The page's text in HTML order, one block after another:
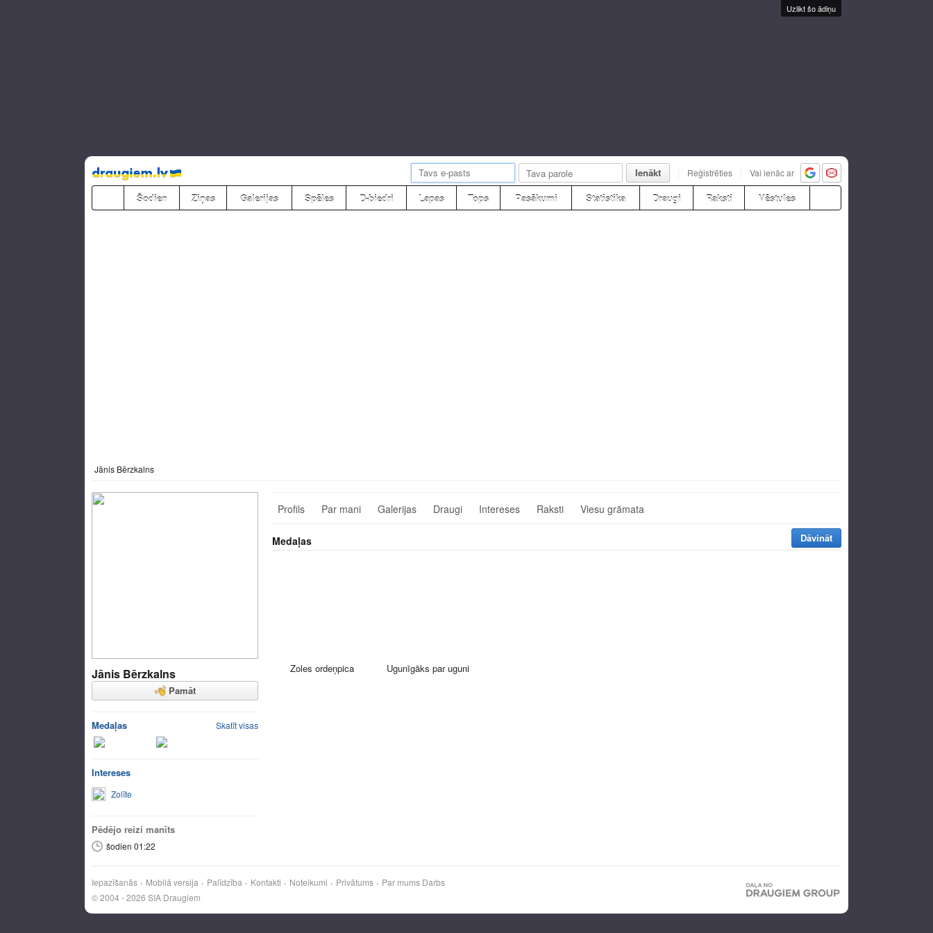
Uzlikt šo ādiņu
Pāriet
uz
saturu
Ienākt Reģistrēties Vai ienāc ar
Šodien Ziņas Galerijas Spēles D-biedri Lapas Tops Pasākumi Statistika Draugi Raksti Vēstules
Jānis Bērzkalns
Jānis Bērzkalns
Pamāt
Medaļas Skatīt visas
Intereses
Zolīte
Pēdējo reizi manīts
šodien 01:22
Profils Par mani Galerijas Draugi Intereses Raksti Viesu grāmata
Medaļas Dāvināt
Zoles ordeņpica Ugunīgāks par uguni
Iepazīšanās Mobilā versija Palīdzība Kontakti Noteikumi Privātums Par mums Darbs
© 2004 - 2026 SIA Draugiem